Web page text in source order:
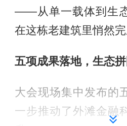
——从单一载体到生
在这栋老建筑里悄然完
五项成果落地，生态
大会现场集中发布的
一步推动了外滩金融